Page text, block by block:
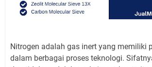
Nitrogen adalah gas inert yang memiliki
dalam berbagai proses teknologi.